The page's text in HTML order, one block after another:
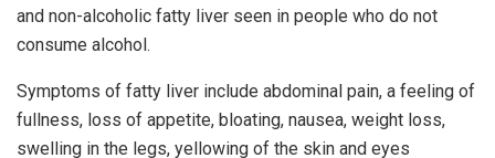
and non-alcoholic fatty liver seen in people who do not
consume alcohol.
Symptoms of fatty liver include abdominal pain, a feeling of
fullness, loss of appetite, bloating, nausea, weight loss,
swelling in the legs, yellowing of the skin and eyes